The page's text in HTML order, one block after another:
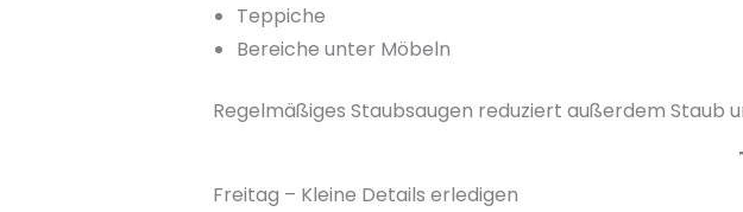
Teppiche
Bereiche unter Möbeln
Regelmäßiges Staubsaugen reduziert außerdem Staub
Freitag – Kleine Details erledigen